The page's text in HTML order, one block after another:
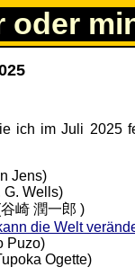
oder
ich im Juli 2025
Jens)
G. Wells)
崎 潤一郎 )
die Welt
Puzo)
Ogette)